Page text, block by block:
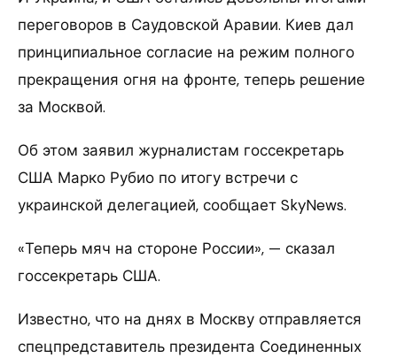
переговоров в Саудовской Аравии. Киев дал
принципиальное согласие на режим полного
прекращения огня на фронте, теперь решение
за Москвой.
Об этом заявил журналистам госсекретарь
США Марко Рубио по итогу встречи с
украинской делегацией, сообщает SkyNews.
«Теперь мяч на стороне России», — сказал
госсекретарь США.
Известно, что на днях в Москву отправляется
спецпредставитель президента Соединенных